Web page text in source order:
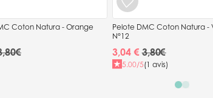
Coton Natura - Orange
€
Pelote DMC Coton Natura -
N°12
3,04 € 3,80 €
5.00/5(1 avis)